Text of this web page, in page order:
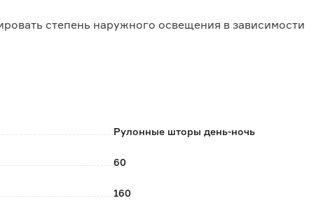
степень наружного освещения в зависимости
скручивая в рулон, либо опускать вниз,
намотка полотна шторы.
двухслойного полотна.
Рулонные шторы день-ночь
60
160